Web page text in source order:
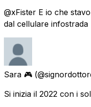
@xFister E io che
dal cellulare
Sara 🎮
Si inizia il 2022 con i